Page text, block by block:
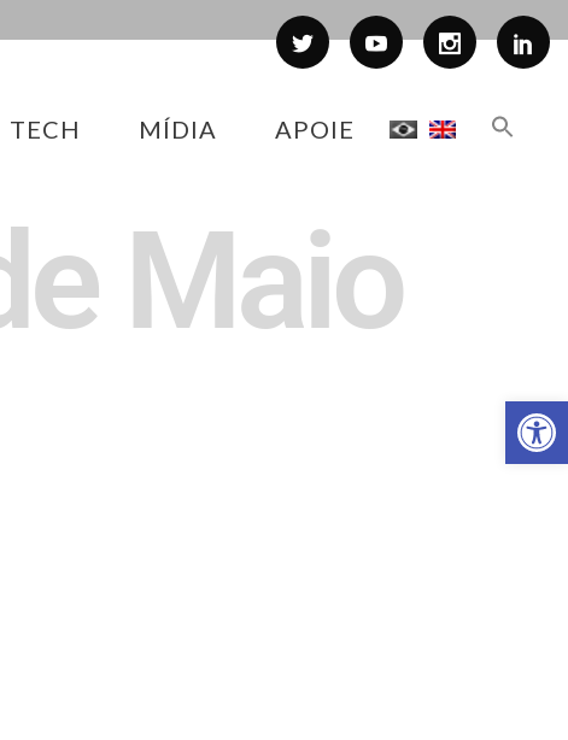
TECH MÍDIA APOIE
Maio